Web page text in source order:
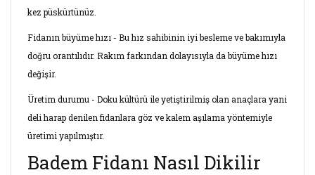
kez püskürtünüz.
Fidanın büyüme hızı - Bu hız sahibinin iyi besleme ve bakımıyla
doğru orantılıdır. Rakım farkından dolayısıyla da büyüme hızı
değişir.
Üretim durumu - Doku kültürü ile yetiştirilmiş olan anaçlara yani
deli harap denilen fidanlara göz ve kalem aşılama yöntemiyle
üretimi yapılmıştır.
Badem Fidanı Nasıl Dikilir